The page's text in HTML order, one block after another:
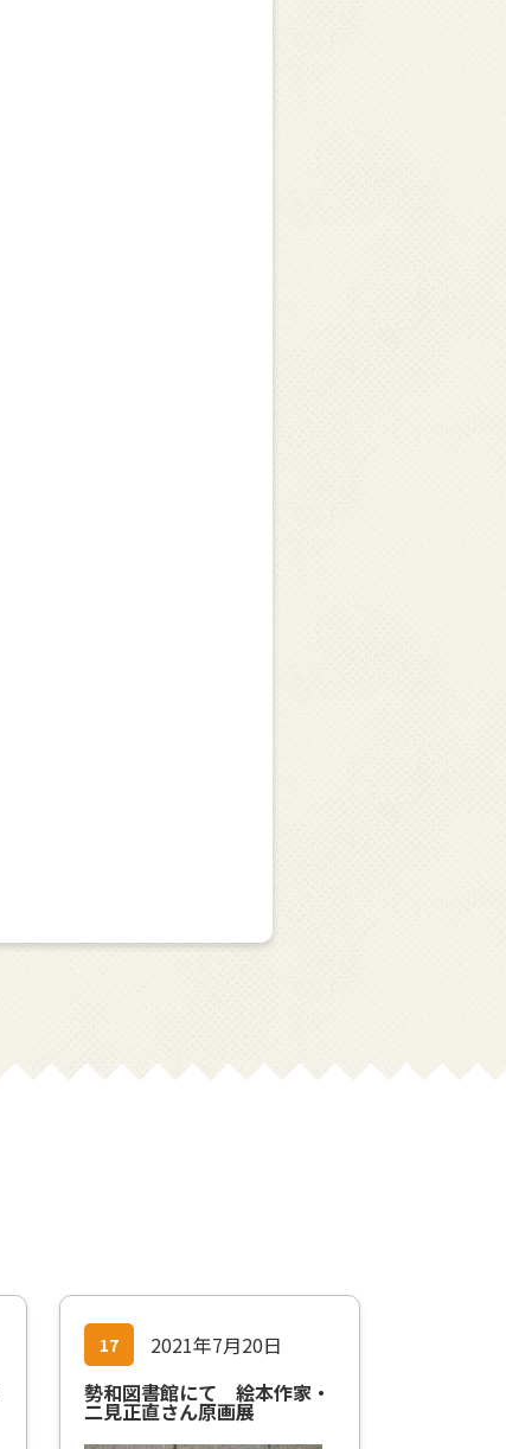
17
2021年7月20日
勢和図書館にて 絵本作家・
二見正直さん原画展